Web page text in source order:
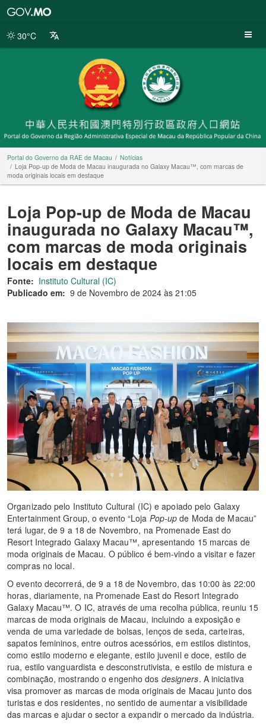
da
30°C
Portal do Governo da RAE de Macau
Notícias
Loja Pop-up de Moda de Macau inaugurada no Galaxy Macau™, com marcas de
moda originais locais em destaque
Loja Pop-up de Moda de Macau
inaugurada no Galaxy Macau™,
com marcas de moda originais
locais em destaque
Fonte: Instituto Cultural (IC)
Publicado em: 9 de Novembro de 2024 às 21:05
Organizado pelo Instituto Cultural (IC) e apoiado pelo Galaxy
Entertainment Group, o evento “Loja Pop-up de Moda de Macau”
terá lugar, de 9 a 18 de Novembro, na Promenade East do
Resort Integrado Galaxy Macau™, apresentando 15 marcas de
moda originais de Macau. O público é bem-vindo a visitar e fazer
compras no local.
O evento decorrerá, de 9 a 18 de Novembro, das 10:00 às 22:00
horas, diariamente, na Promenade East do Resort Integrado
Galaxy Macau™. O IC, através de uma recolha pública, reuniu 15
marcas de moda originais de Macau, incluindo a exposição e
venda de uma variedade de bolsas, lenços de seda, carteiras,
sapatos femininos, entre outros acessórios, em estilos distintos,
como estilo moderno e elegante, estilo juvenil e doce, estilo de
rua, estilo vanguardista e desconstrutivista, e estilo de mistura e
combinação, mostrando o engenho dos designers. A iniciativa
visa promover as marcas de moda originais de Macau junto dos
turistas e dos residentes, no sentido de aumentar a visibilidade
das marcas e ajudar o sector a expandir o mercado da indústria.